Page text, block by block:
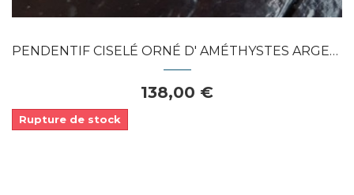
PENDENTIF CISELÉ ORNÉ D' AMÉTHYSTES ARGENT...
138,00 €
Rupture de stock